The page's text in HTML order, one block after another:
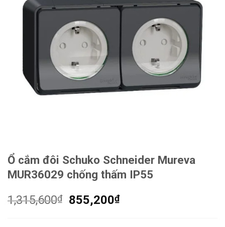
Ổ cắm đôi Schuko Schneider Mureva
MUR36029 chống thấm IP55
1,315,600₫
Giá
855,200₫Giá